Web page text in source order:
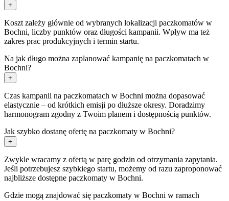
+
Koszt zależy głównie od wybranych lokalizacji paczkomatów w
Bochni, liczby punktów oraz długości kampanii. Wpływ ma też
zakres prac produkcyjnych i termin startu.
Na jak długo można zaplanować kampanię na paczkomatach w
Bochni?
+
Czas kampanii na paczkomatach w Bochni można dopasować
elastycznie – od krótkich emisji po dłuższe okresy. Doradzimy
harmonogram zgodny z Twoim planem i dostępnością punktów.
Jak szybko dostanę ofertę na paczkomaty w Bochni?
+
Zwykle wracamy z ofertą w parę godzin od otrzymania zapytania.
Jeśli potrzebujesz szybkiego startu, możemy od razu zaproponować
najbliższe dostępne paczkomaty w Bochni.
Gdzie mogą znajdować się paczkomaty w Bochni w ramach